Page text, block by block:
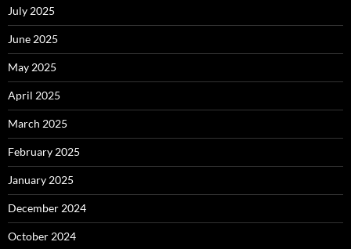
July 2025
June 2025
May 2025
April 2025
March 2025
February 2025
January 2025
December 2024
October 2024